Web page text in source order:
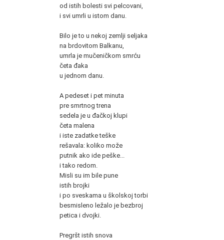
od istih bolesti svi pelcovani,
i svi umrli u istom danu.
Bilo je to u nekoj zemlji seljaka
na brdovitom Balkanu,
umrla je mučeničkom smrću
četa đaka
u jednom danu.
A pedeset i pet minuta
pre smrtnog trena
sedela je u đačkoj klupi
četa malena
i iste zadatke teške
rešavala: koliko može
putnik ako ide peške...
i tako redom.
Misli su im bile pune
istih brojki
i po sveskama u školskoj torbi
besmisleno ležalo je bezbroj
petica i dvojki.
Pregršt istih snova